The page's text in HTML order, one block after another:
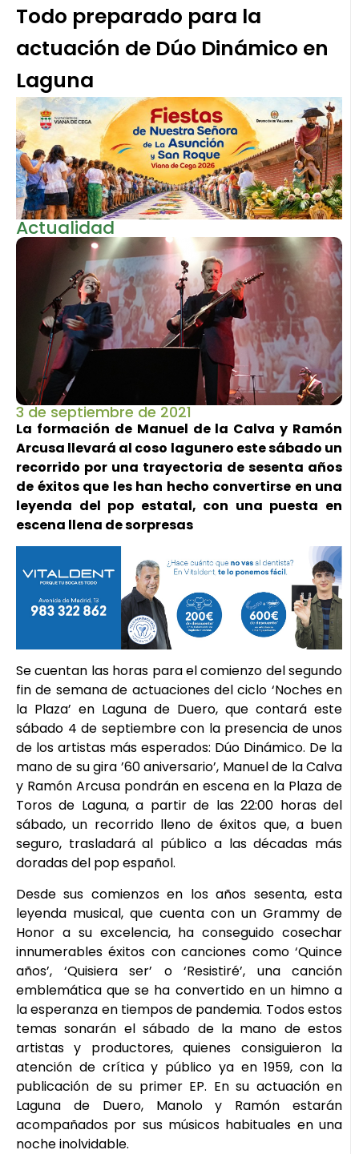
Todo preparado para la
actuación de Dúo Dinámico en
Laguna
Actualidad
3 de septiembre de 2021
La formación de Manuel de la Calva y Ramón
Arcusa llevará al coso lagunero este sábado un
recorrido por una trayectoria de sesenta años
de éxitos que les han hecho convertirse en una
leyenda del pop estatal, con una puesta en
escena llena de sorpresas
Se cuentan las horas para el comienzo del segundo
fin de semana de actuaciones del ciclo ‘Noches en
la Plaza’ en Laguna de Duero, que contará este
sábado 4 de septiembre con la presencia de unos
de los artistas más esperados: Dúo Dinámico. De la
mano de su gira ’60 aniversario’, Manuel de la Calva
y Ramón Arcusa pondrán en escena en la Plaza de
Toros de Laguna, a partir de las 22:00 horas del
sábado, un recorrido lleno de éxitos que, a buen
seguro, trasladará al público a las décadas más
doradas del pop español.
Desde sus comienzos en los años sesenta, esta
leyenda musical, que cuenta con un Grammy de
Honor a su excelencia, ha conseguido cosechar
innumerables éxitos con canciones como ‘Quince
años’, ‘Quisiera ser’ o ‘Resistiré’, una canción
emblemática que se ha convertido en un himno a
la esperanza en tiempos de pandemia. Todos estos
temas sonarán el sábado de la mano de estos
artistas y productores, quienes consiguieron la
atención de crítica y público ya en 1959, con la
publicación de su primer EP. En su actuación en
Laguna de Duero, Manolo y Ramón estarán
acompañados por sus músicos habituales en una
noche inolvidable.